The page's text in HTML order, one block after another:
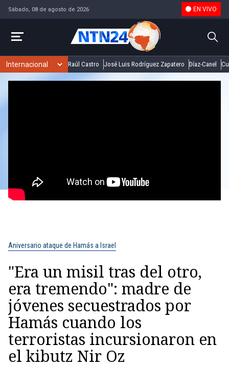
Sábado, 08 de agosto de 2026 EN VIVO
Raúl Castro José Luis Rodríguez Zapatero Díaz-Canel
Aniversario ataque de Hamás a Israel
"Era un misil tras del otro,
era tremendo": madre de
jóvenes secuestrados por
Hamás cuando los
terroristas incursionaron en
el kibutz Nir Oz